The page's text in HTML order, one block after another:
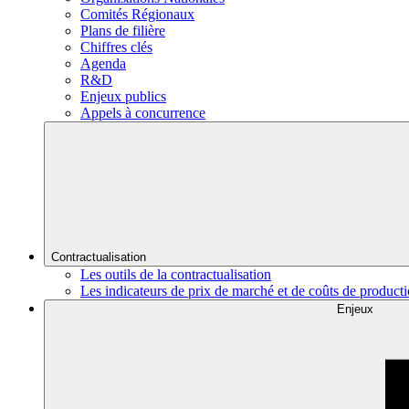
Comités Régionaux
Plans de filière
Chiffres clés
Agenda
R&D
Enjeux publics
Appels à concurrence
Contractualisation
Les outils de la contractualisation
Les indicateurs de prix de marché et de coûts de
Enjeux